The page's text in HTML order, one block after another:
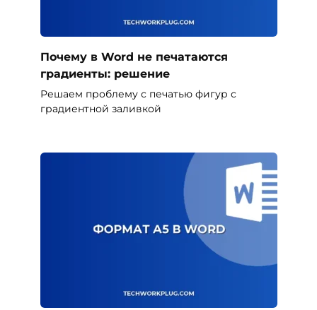
Почему в Word не печатаются
градиенты: решение
Решаем проблему с печатью фигур с
градиентной заливкой